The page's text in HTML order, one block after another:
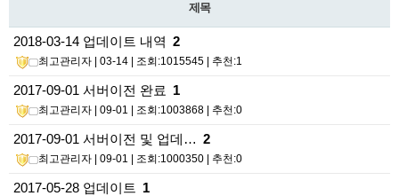
제목
2018-03-14 업데이트 내역 2
최고관리자 | 03-14 | 조회:1015545 | 추천:1
2017-09-01 서버이전 완료 1
최고관리자 | 09-01 | 조회:1003868 | 추천:0
2017-09-01 서버이전 및 업데… 2
최고관리자 | 09-01 | 조회:1000350 | 추천:0
2017-05-28 업데이트 1